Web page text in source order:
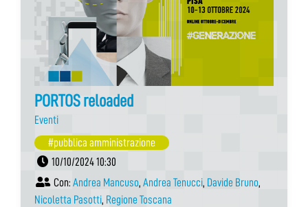
PORTOS reloaded
Eventi
#pubblica amministrazione
10/10/2024 10:30
Con: Andrea Mancuso, Andrea Tenucci, Davide Bruno,
Nicoletta Pasotti, Regione Toscana